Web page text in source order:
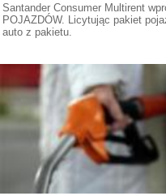
Santander Consumer Multirent
POJAZDÓW. Licytując pakiet
auto z pakietu.